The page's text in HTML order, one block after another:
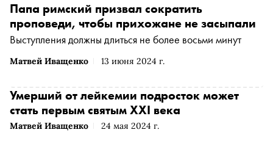
Матвей Иващенко 13 июня 2024 г.
Папа римский призвал сократить
проповеди, чтобы прихожане не засыпали
Выступления должны длиться не более восьми минут
Матвей Иващенко 24 мая 2024 г.
Умерший от лейкемии подросток может
стать первым святым XXI века